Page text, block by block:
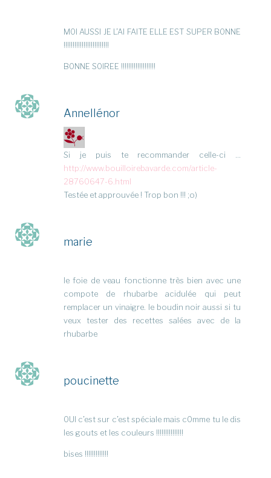
M0I AUSSI JE L’AI FAITE ELLE EST SUPER B0NNE
!!!!!!!!!!!!!!!!!!!!!!!!!
B0NNE S0IREE !!!!!!!!!!!!!!!!!!!
Annellénor
Si je puis te recommander celle-ci …
http://www.bouilloirebavarde.com/article-
28760647-6.html
Testée et approuvée ! Trop bon !!! ;o)
marie
le foie de veau fonctionne très bien avec une
compote de rhubarbe acidulée qui peut
remplacer un vinaigre. le boudin noir aussi si tu
veux tester des recettes salées avec de la
rhubarbe
poucinette
0UI c’est sur c’est spéciale mais c0mme tu le dis
les gouts et les couleurs !!!!!!!!!!!!!!!
bises !!!!!!!!!!!!!